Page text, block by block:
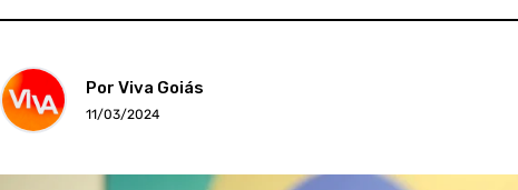
Por Viva Goiás
11/03/2024